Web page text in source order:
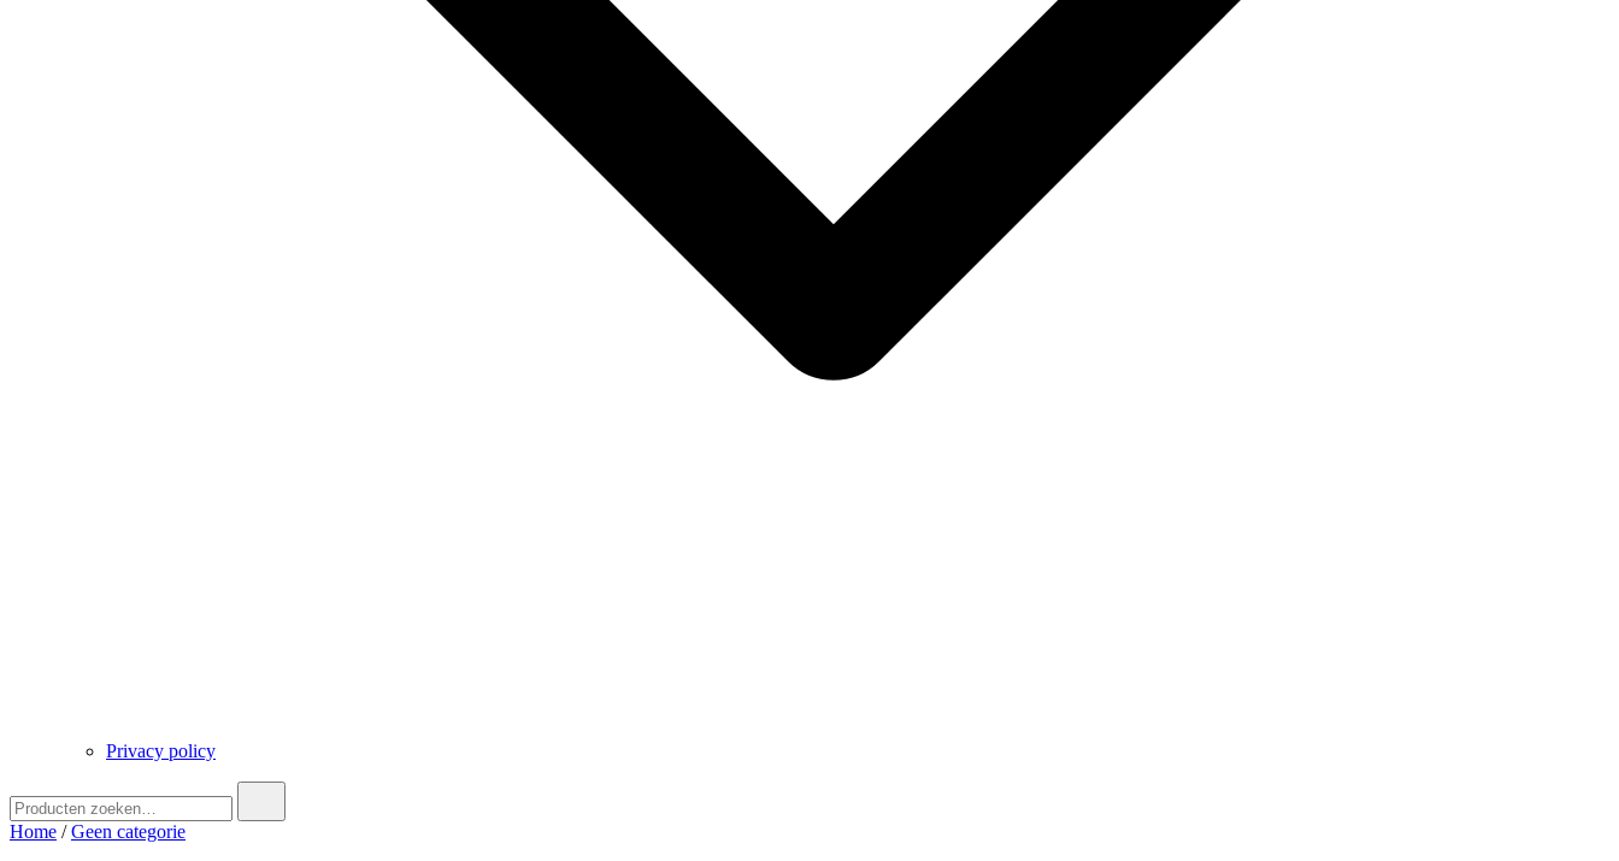
Privacy policy
naar:
Home /Geen categorie